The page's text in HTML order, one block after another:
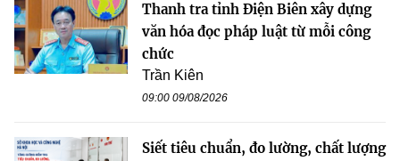
Thanh tra tỉnh Điện Biên xây dựng
văn hóa đọc pháp luật từ mỗi công
chức
Trần Kiên
09:00 09/08/2026
Siết tiêu chuẩn, đo lường, chất lượng